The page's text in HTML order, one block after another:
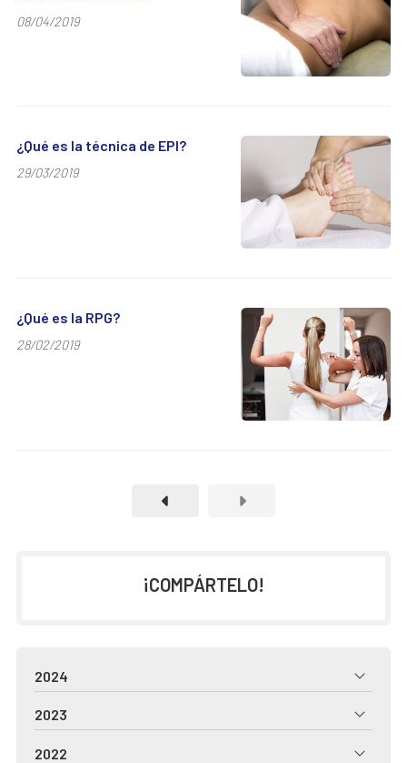
08/04/2019
¿Qué es la técnica de EPI?
29/03/2019
¿Qué es la RPG?
28/02/2019
¡COMPÁRTELO!
2024
2023
2022